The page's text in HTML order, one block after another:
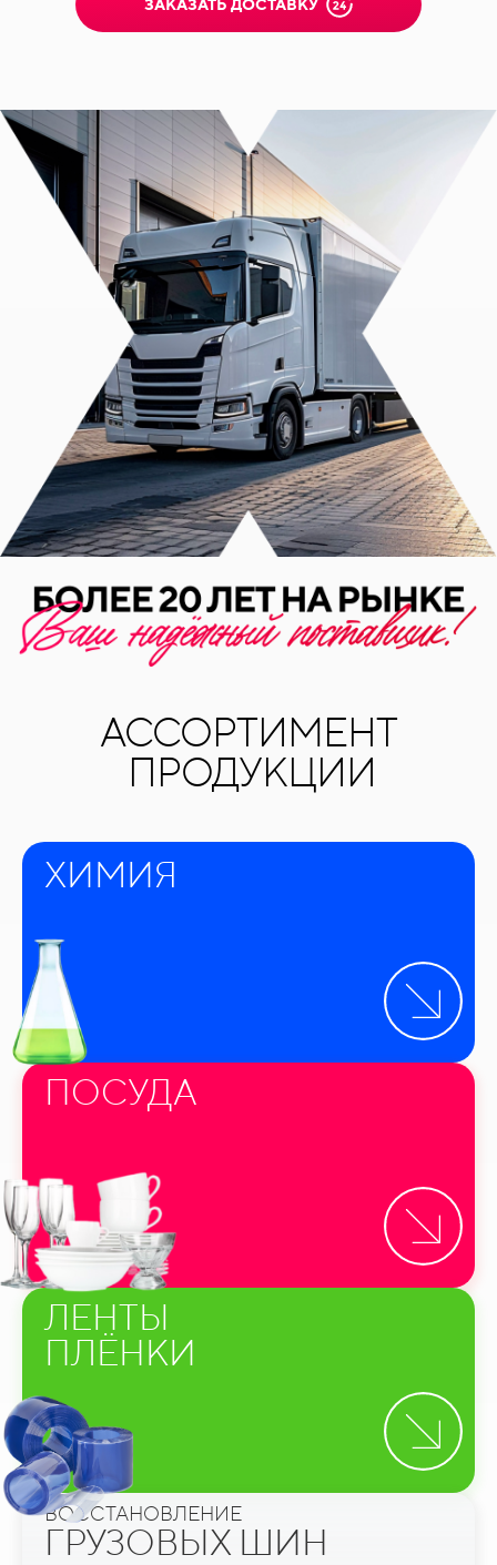
ЗАКАЗАТЬ ДОСТАВКУ
АССОРТИМЕНТ
ПРОДУКЦИИ
ХИМИЯ
ПОСУДА
ЛЕНТЫ
ПЛЁНКИ
ВОССТАНОВЛЕНИЕ
ГРУЗОВЫХ ШИН